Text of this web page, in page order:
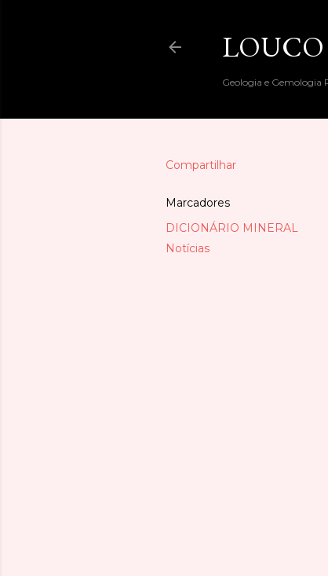
Geologia e Gemologia
Compartilhar
Marcadores
DICIONÁRIO MINERAL
Notícias